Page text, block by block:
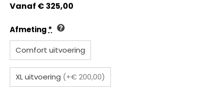
Vanaf € 325,00
Afmeting *
Comfort uitvoering
XL uitvoering (+€ 200,00)